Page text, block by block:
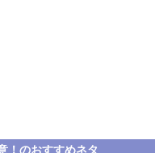
！のおすすめネタ